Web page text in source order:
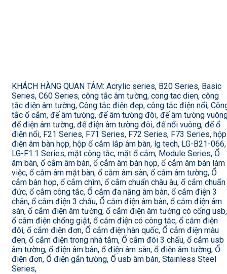
KHÁCH HÀNG QUAN TÂM: Acrylic series, B20 Series, Basic
Series, C60 Series, công tắc âm tường, cong tac dien, công
tắc điện âm tường, Công tắc điện đẹp, công tắc điện nổi,
tắc ổ cắm, đế âm tường, đế âm tường đôi, đế âm tường
đế điện âm tường, đế điện âm tường đôi, đế nổi vuông, đế ổ
điện nổi, F21 Series, F71 Series, F72 Series, F73 Series, hộp
điện âm bàn họp, hộp ổ cắm lắp âm bàn, lg tech, LG-B21-066,
LG-F1.1 Series, mặt công tắc, mặt ổ cắm, Module Series, Ổ
âm bàn, ổ cắm âm bàn, ổ cắm âm bàn họp, ổ cắm âm bàn làm
việc, ổ cắm âm mặt bàn, ổ cắm âm sàn, ổ cắm âm tường, Ổ
cắm bàn họp, ổ cắm chìm, ổ cắm chuẩn châu âu, ổ cắm chuẩn
đức, ổ cắm công tắc, Ổ cắm đa năng âm bàn, ổ cắm điện 3
chân, ổ cắm điện 3 chấu, Ổ cắm điện âm bàn, ổ cắm điện âm
sàn, ổ cắm điện âm tường, ổ cắm điện âm tường có cổng usb,
ổ cắm điện chống giật, ổ cắm điện có công tắc, ổ cắm điện
đôi, ổ cắm điện đơn, Ổ cắm điện hàn quốc, Ổ cắm điện màu
đen, ổ cắm điện trong nhà tắm, Ổ cắm đôi 3 chấu, ổ cắm usb
âm tường, ổ điện âm bàn, ổ điện âm sàn, ổ điện âm tường, Ổ
điện đơn, Ổ điện gắn tường, Ổ usb âm bàn, Stainless Steel
Series,